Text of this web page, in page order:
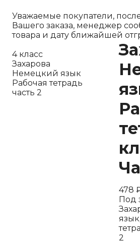
Уважаемые покупатели,
Вашего заказа, менеджер
товара и дату ближайшей
4 класс
Захарова
Немецкий язык
Рабочая тетрадь
часть 2
478
Под
2